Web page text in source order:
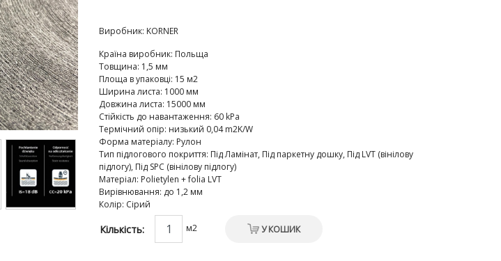
Виробник: KORNER
Країна виробник: Польща
Товщина: 1,5 мм
Площа в упаковці: 15 м2
Ширина листа: 1000 мм
Довжина листа: 15000 мм
Стійкість до навантаження: 60 kPa
Термічний опір: низький 0,04 m2K/W
Форма матеріалу: Рулон
Тип підлогового покриття: Під Ламiнат, Під паркетну дошку, Під LVT (вінілову
підлогу), Під SPC (вінілову підлогу)
Матеріал: Polietylen + folia LVT
Вирівнювання: до 1,2 мм
Колір: Сірий
Кількість: м2 У КОШИК